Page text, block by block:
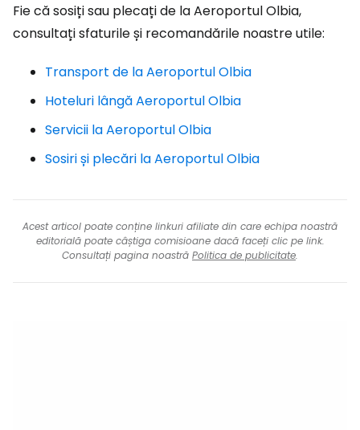
Fie că sosiți sau plecați de la Aeroportul Olbia,
consultați sfaturile și recomandările noastre utile:
Transport de la Aeroportul Olbia
Hoteluri lângă Aeroportul Olbia
Servicii la Aeroportul Olbia
Sosiri și plecări la Aeroportul Olbia
Acest articol poate conține linkuri afiliate din care echipa noastră
editorială poate câștiga comisioane dacă faceți clic pe link.
Consultați pagina noastră Politica de publicitate.